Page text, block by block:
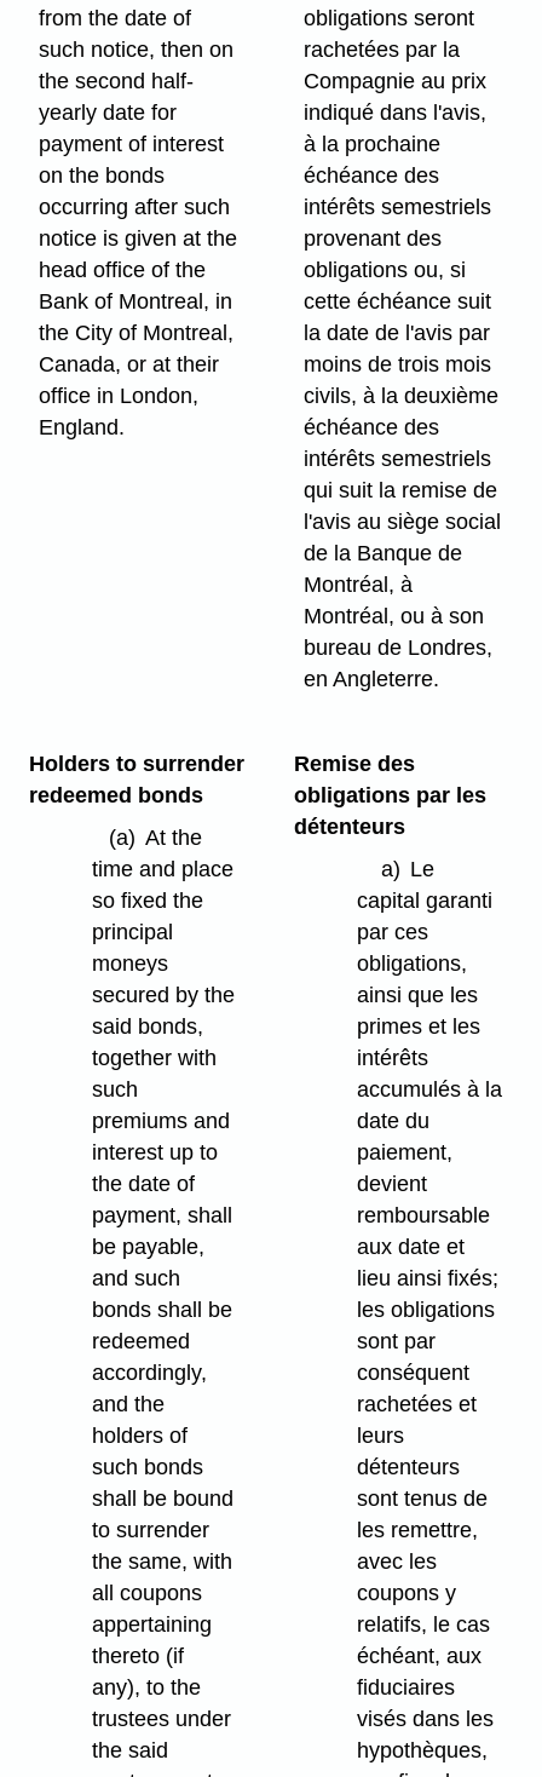
from the date of
such notice, then on
the second half-
yearly date for
payment of interest
on the bonds
occurring after such
notice is given at the
head office of the
Bank of Montreal, in
the City of Montreal,
Canada, or at their
office in London,
England.
obligations seront
rachetées par la
Compagnie au prix
indiqué dans l'avis,
à la prochaine
échéance des
intérêts semestriels
provenant des
obligations ou, si
cette échéance suit
la date de l'avis par
moins de trois mois
civils, à la deuxième
échéance des
intérêts semestriels
qui suit la remise de
l'avis au siège social
de la Banque de
Montréal, à
Montréal, ou à son
bureau de Londres,
en Angleterre.
Holders to surrender
redeemed bonds
(a) At the
time and place
so fixed the
principal
moneys
secured by the
said bonds,
together with
such
premiums and
interest up to
the date of
payment, shall
be payable,
and such
bonds shall be
redeemed
accordingly,
and the
holders of
such bonds
shall be bound
to surrender
the same, with
all coupons
appertaining
thereto (if
any), to the
trustees under
the said
Remise des
obligations par les
détenteurs
a) Le
capital garanti
par ces
obligations,
ainsi que les
primes et les
intérêts
accumulés à la
date du
paiement,
devient
remboursable
aux date et
lieu ainsi fixés;
les obligations
sont par
conséquent
rachetées et
leurs
détenteurs
sont tenus de
les remettre,
avec les
coupons y
relatifs, le cas
échéant, aux
fiduciaires
visés dans les
hypothèques,